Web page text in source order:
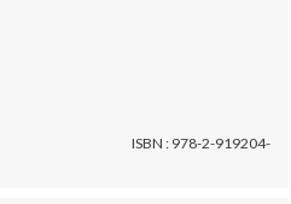
ISBN : 978-2-919204-